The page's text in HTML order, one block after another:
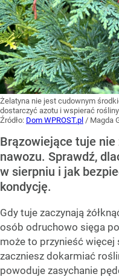
Żelatyna nie jest cudownym
dostarczyć azotu i wspierać
Źródło: Dom WPROST.pl / Magda
Brązowiejące tuje
nawozu. Sprawdź,
w sierpniu i jak
kondycję.
Gdy tuje zaczynają
osób odruchowo sięga
może to przynieść więcej
zaczniesz dokarmiać
powoduje zasychanie